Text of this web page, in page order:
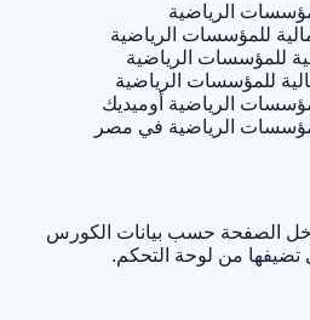
الرياضية
للمؤسسات الرياضية
للمؤسسات الرياضية
للمؤسسات الرياضية
الرياضية أوميديك
للمؤسسات الرياضية في مصر
الصفحة حسب بيانات الكورس
تضيفها من لوحة التحكم.